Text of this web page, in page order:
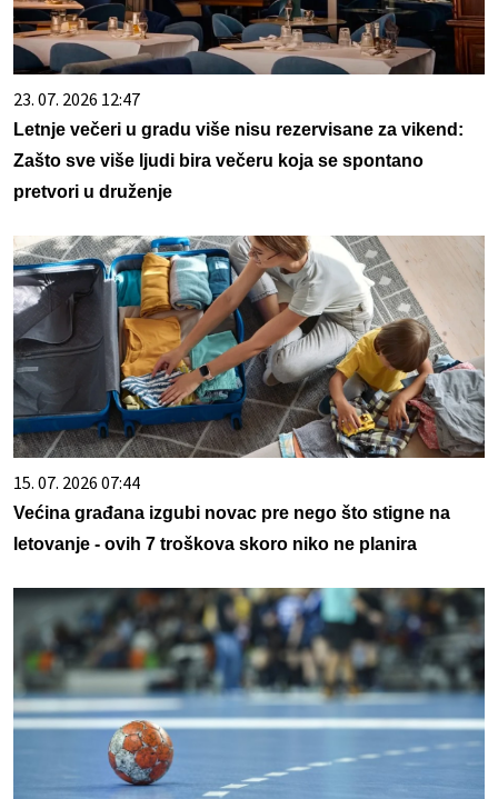
23. 07. 2026 12:47
Letnje večeri u gradu više nisu rezervisane za vikend:
Zašto sve više ljudi bira večeru koja se spontano
pretvori u druženje
15. 07. 2026 07:44
Većina građana izgubi novac pre nego što stigne na
letovanje - ovih 7 troškova skoro niko ne planira